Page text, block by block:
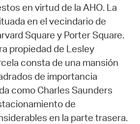
en virtud de la AHO. La
en el vecindario de
Square y Porter Square.
propiedad de Lesley
consta de una mansión
de importancia
como Charles Saunders
de
en la parte trasera.